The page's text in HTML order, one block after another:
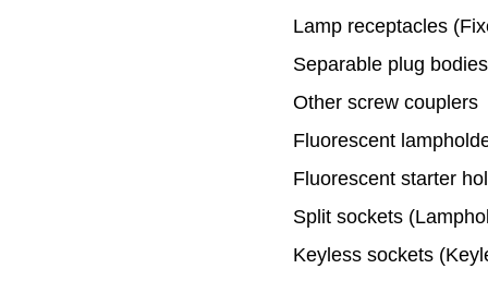
Lamp receptacles
Separable plug bodies
Other screw couplers
Fluorescent
Fluorescent starter
Split sockets
Keyless sockets